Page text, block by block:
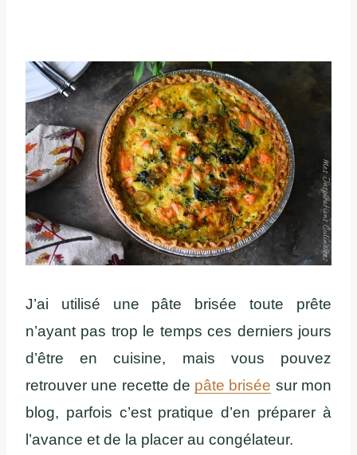
J’ai utilisé une pâte brisée toute prête
n’ayant pas trop le temps ces derniers jours
d’être en cuisine, mais vous pouvez
retrouver une recette de pâte brisée sur mon
blog, parfois c’est pratique d’en préparer à
l’avance et de la placer au congélateur.